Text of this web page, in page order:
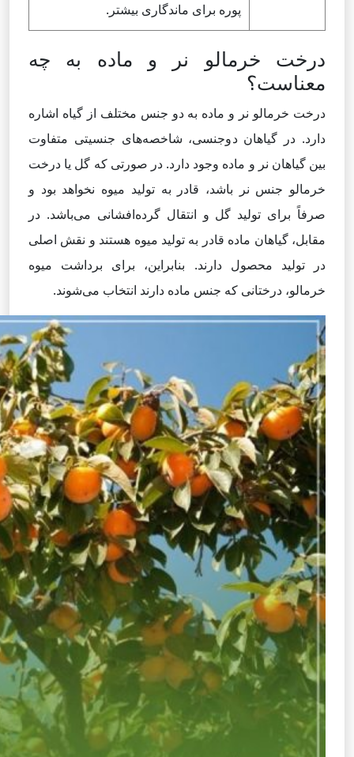
پوره برای ماندگاری بیشتر.
درخت خرمالو نر و ماده به چه
معناست؟
درخت خرمالو نر و ماده به دو جنس مختلف از گیاه اشاره
دارد. در گیاهان دوجنسی، شاخصه‌های جنسیتی متفاوت
بین گیاهان نر و ماده وجود دارد. در صورتی که گل یا درخت
خرمالو جنس نر باشد، قادر به تولید میوه نخواهد بود و
صرفاً برای تولید گل و انتقال گرده‌افشانی می‌باشد. در
مقابل، گیاهان ماده قادر به تولید میوه هستند و نقش اصلی
در تولید محصول دارند. بنابراین، برای برداشت میوه
خرمالو، درختانی که جنس ماده دارند انتخاب می‌شوند.